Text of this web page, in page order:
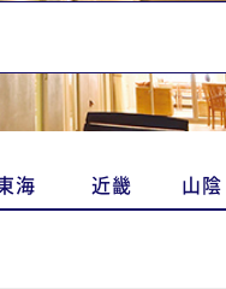
海 近畿 山